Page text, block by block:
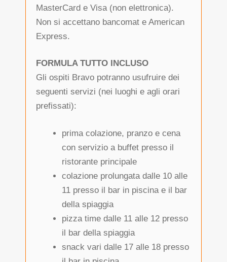
MasterCard e Visa (non elettronica).
Non si accettano bancomat e American
Express.
FORMULA TUTTO INCLUSO
Gli ospiti Bravo potranno usufruire dei
seguenti servizi (nei luoghi e agli orari
prefissati):
prima colazione, pranzo e cena
con servizio a buffet presso il
ristorante principale
colazione prolungata dalle 10 alle
11 presso il bar in piscina e il bar
della spiaggia
pizza time dalle 11 alle 12 presso
il bar della spiaggia
snack vari dalle 17 alle 18 presso